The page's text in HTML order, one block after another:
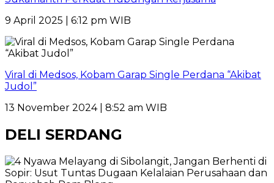
9 April 2025 | 6:12 pm WIB
Viral di Medsos, Kobam Garap Single Perdana “Akibat
Judol”
13 November 2024 | 8:52 am WIB
DELI SERDANG